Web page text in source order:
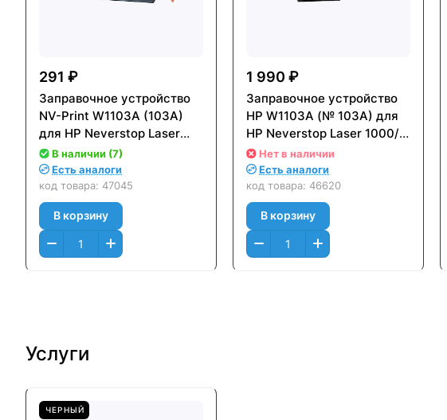
291 ₽
Заправочное устройство
NV-Print W1103A (103A)
для HP Neverstop Laser
1000/ 1200 (2500стр.)
В наличии (7)
Есть аналоги
код товара: 47045
В корзину
1 990 ₽
Заправочное устройство
HP W1103A (№ 103A) для
HP Neverstop Laser 1000/
1200 (2500стр.)
Нет в наличии
Есть аналоги
код товара: 46620
В корзину
Услуги
ЧЕРНЫЙ